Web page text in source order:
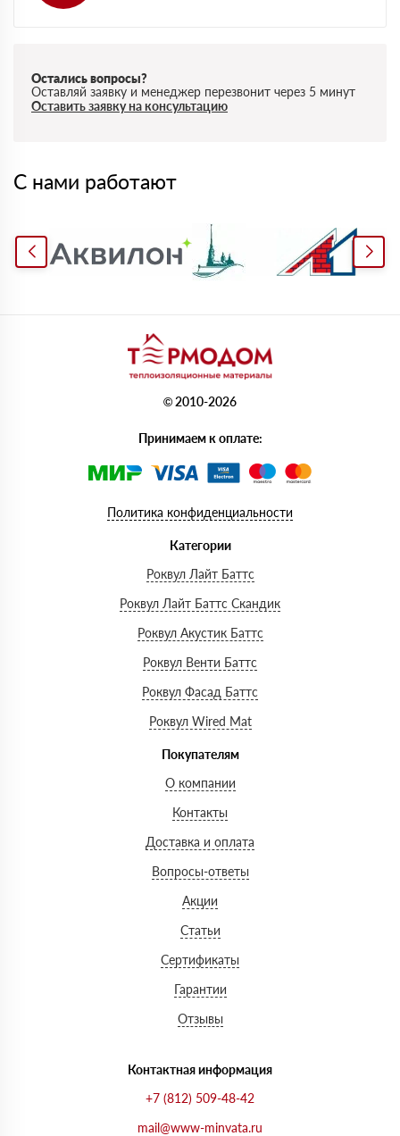
Остались вопросы?
Оставляй заявку и менеджер перезвонит через 5 минут
Оставить заявку на консультацию
С нами работают
© 2010-2026
Принимаем к оплате:
Политика конфиденциальности
Категории
Роквул Лайт Баттс
Роквул Лайт Баттс Скандик
Роквул Акустик Баттс
Роквул Венти Баттс
Роквул Фасад Баттс
Роквул Wired Mat
Покупателям
О компании
Контакты
Доставка и оплата
Вопросы-ответы
Акции
Статьи
Сертификаты
Гарантии
Отзывы
Контактная информация
+7 (812) 509-48-42
mail@www-minvata.ru